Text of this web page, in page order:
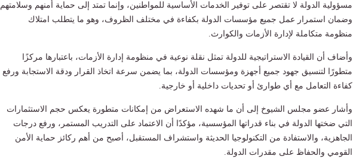
مسؤولية الدولة لا تقتصر على توفير الخدمات الأساسية للمواطنين، وإنما تمتد إلى حماية أمنهم وسلامتهم
وضمان استمرار عمل جميع مؤسسات الدولة بكفاءة في مختلف الظروف، وهو ما يتطلب امتلاك
منظومة متكاملة لإدارة الأزمات والكوارث.
وأضاف أن القيادة الاستراتيجية للدولة تمثل نقلة نوعية في منظومة إدارة الأزمات، باعتبارها مركزًا
متطورًا لتنسيق جهود جميع أجهزة ومؤسسات الدولة، بما يضمن سرعة اتخاذ القرار ودقة الاستجابة ورفع
كفاءة التعامل مع أي طوارئ أو تحديات داخلية أو خارجية.
وأشار عضو مجلس الشيوخ إلى أن ما شهده الاستعراض من إمكانات متطورة يعكس حجم الاستثمارات
التي ضختها الدولة في بناء قدراتها المؤسسية، مؤكدًا أن الاعتماد على التدريب المستمر، ورفع درجات
الجاهزية، والاستفادة من التكنولوجيا الحديثة واستشراف المستقبل، أصبح من أهم ركائز حماية الأمن
القومي والحفاظ على مقدرات الدولة.